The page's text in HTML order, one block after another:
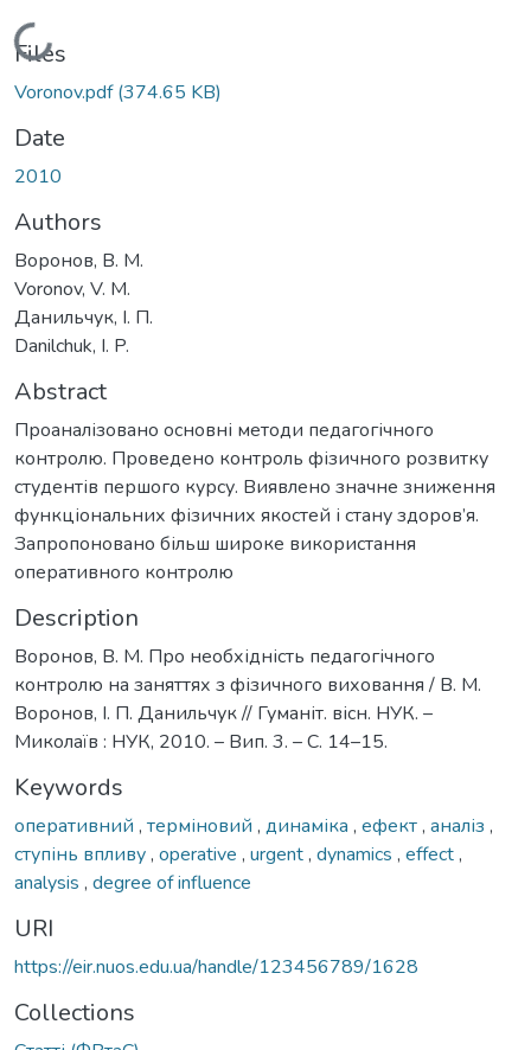
Loading...
Files
Voronov.pdf(374.65 KB)
Date
2010
Authors
Воронов, В. М.
Voronov, V. M.
Данильчук, І. П.
Danilchuk, I. P.
Abstract
Проаналізовано основні методи педагогічного
контролю. Проведено контроль фізичного розвитку
студентів першого курсу. Виявлено значне зниження
функціональних фізичних якостей і стану здоров’я.
Запропoновано більш широке використання
оперативного контролю
Description
Воронов, В. М. Про необхідність педагогічного
контролю на заняттях з фізичного виховання / В. М.
Воронов, І. П. Данильчук // Гуманіт. вісн. НУК. –
Миколаїв : НУК, 2010. – Вип. 3. – С. 14–15.
Keywords
оперативний , терміновий , динаміка , ефект, аналіз ,
ступінь впливу, operative , urgent, dynamics , effect,
analysis , degree of influence
URI
https://eir.nuos.edu.ua/handle/123456789/1628
Collections